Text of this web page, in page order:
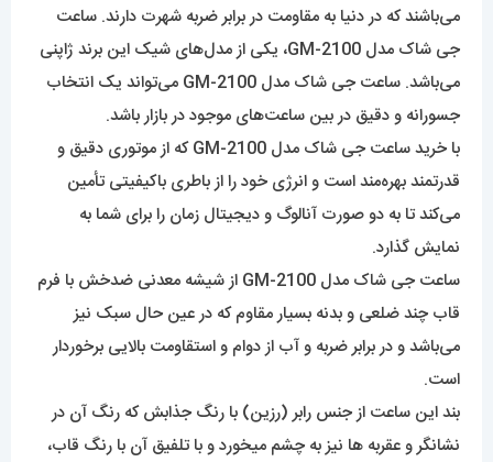
می‌باشند که در دنیا به مقاومت در برابر ضربه شهرت دارند. ساعت
جی شاک مدل GM-2100، یکی از مدل‌های شیک این برند ژاپنی
می‌باشد. ساعت جی شاک مدل GM-2100 می‌تواند یک انتخاب
جسورانه و دقیق در بین ساعت‌های موجود در بازار باشد.
با خرید ساعت جی شاک مدل GM-2100 که از موتوری دقیق و
قدرتمند بهره‌مند است و انرژی خود را از باطری باکیفیتی تأمین
می‌کند تا به دو صورت آنالوگ و دیجیتال زمان را برای شما به
نمایش گذارد.
ساعت جی شاک مدل GM-2100 از شیشه معدنی ضدخش با فرم
قاب چند ضلعی و بدنه بسیار مقاوم که در عین حال سبک نیز
می‌باشد و در برابر ضربه و آب از دوام و استقاومت بالایی برخوردار
است.
بند این ساعت از جنس رابر (رزین) با رنگ جذابش که رنگ آن در
نشانگر و عقربه ها نیز به چشم میخورد و با تلفیق آن با رنگ قاب،